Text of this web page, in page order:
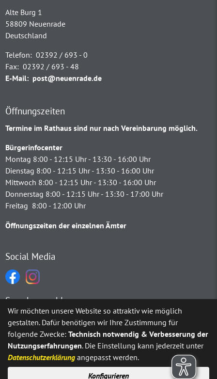
Alte Burg 1
58809 Neuenrade
Deutschland
Telefon: 02392 / 693 - 0
Fax: 02392 / 693 - 48
E-Mail: post@neuenrade.de
Öffnungszeiten
Termine im Rathaus sind nur nach Vereinbarung möglich.
Bürgerinfocenter
Montag 8:00 - 12:15 Uhr - 13:30 - 16:00 Uhr
Dienstag 8:00 - 12:15 Uhr - 13:30 - 16:00 Uhr
Mittwoch 8:00 - 12:15 Uhr - 13:30 - 16:00 Uhr
Donnerstag 8:00 - 12:15 Uhr - 13:30 - 17:00 Uhr
Freitag 8:00 - 12:00 Uhr
Öffnungszeiten der einzelnen Ämter
Social Media
Sprachauswahl
Möchten Sie vonGoogle Translate bereitgestellte externe
Ja Immer
Wir möchten unsere Website so attraktiv wie möglich
gestalten. Dafür benötigen wir Ihre Zustimmung für
folgende Zwecke:Technisch notwendig & Verbesserung der
Nutzungserfahrungen. Die Einstellung kann jederzeit unter
Datenschutzerklärung angepasst werden.
Konfigurieren